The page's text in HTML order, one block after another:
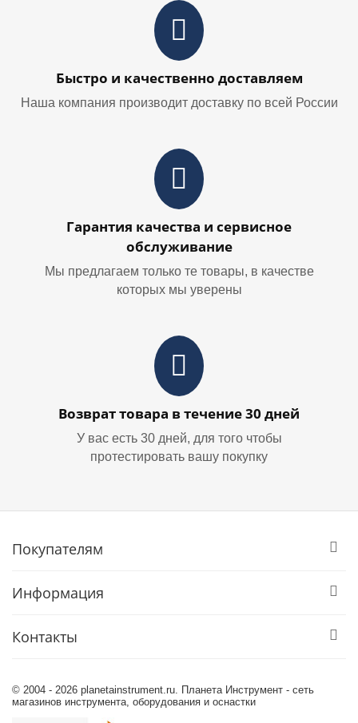
Быстро и качественно доставляем
Наша компания производит доставку по всей России
Гарантия качества и сервисное
обслуживание
Мы предлагаем только те товары, в качестве
которых мы уверены
Возврат товара в течение 30 дней
У вас есть 30 дней, для того чтобы
протестировать вашу покупку
Покупателям
Информация
Контакты
© 2004 - 2026 planetainstrument.ru. Планета Инструмент - сеть
магазинов инструмента, оборудования и оснастки